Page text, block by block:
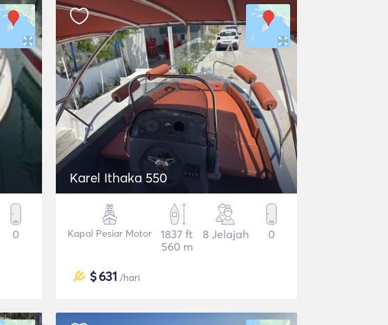
0
Karel Ithaka 550
Kapal Pesiar Motor
1837 ft
560 m
8 Jelajah 0
$631 /hari